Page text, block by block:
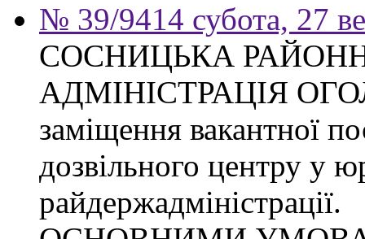
№ 39/9414 субота, 27
СОСНИЦЬКА
АДМІНІСТРАЦІЯ
заміщення вакантної
дозвільного центру у
райдержадміністрації.